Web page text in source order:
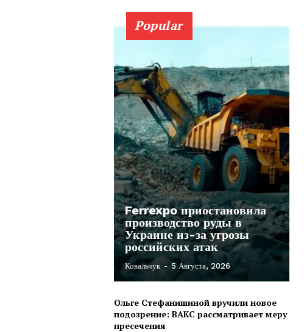
Popular
Ferrexpo приостановила
производство руды в
Украине из-за угрозы
российских атак
Ковальчук - 5 Августа, 2026
Ольге Стефанишиной вручили новое
подозрение: ВАКС рассматривает меру
пресечения